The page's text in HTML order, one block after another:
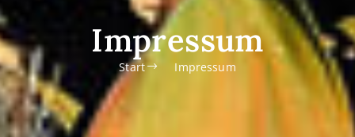
Impressum
Start Impressum